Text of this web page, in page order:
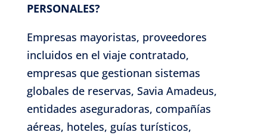
PERSONALES?
Empresas mayoristas, proveedores
incluidos en el viaje contratado,
empresas que gestionan sistemas
globales de reservas, Savia Amadeus,
entidades aseguradoras, compañías
aéreas, hoteles, guías turísticos,